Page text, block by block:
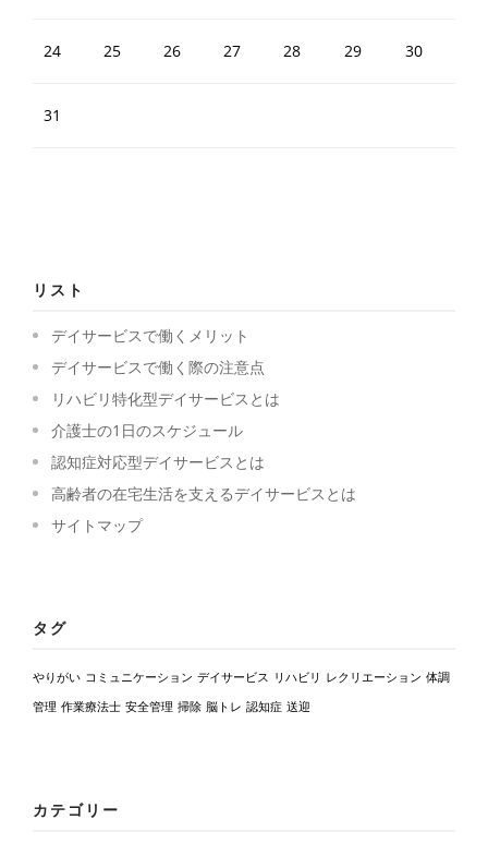
24 25 26 27 28 29 30
31
リスト
デイサービスで働くメリット
デイサービスで働く際の注意点
リハビリ特化型デイサービスとは
介護士の1日のスケジュール
認知症対応型デイサービスとは
高齢者の在宅生活を支えるデイサービスとは
サイトマップ
タグ
やりがい コミュニケーション デイサービス リハビリ レクリエーション 体調
管理 作業療法士 安全管理 掃除 脳トレ 認知症 送迎
カテゴリー